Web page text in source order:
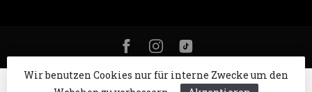
Wir benutzen Cookies nur für interne Zwecke um den